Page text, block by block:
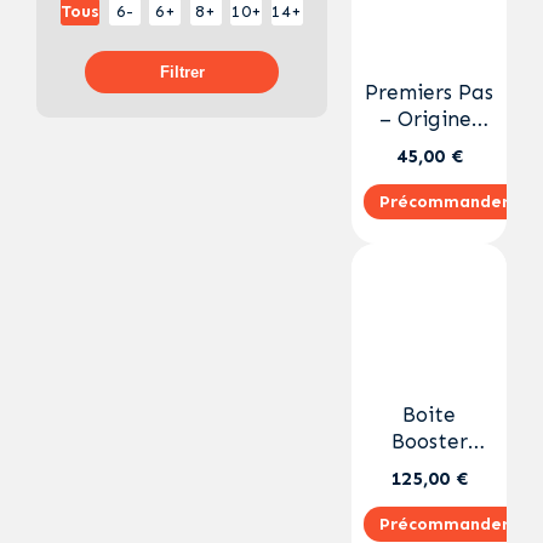
Tous 6- 6+ 8+ 10+ 14+
Filtrer
Premiers Pas
– Origines
FR
45,00 €
Précommander
Boite
Booster
Origines FR
125,00 €
Précommander